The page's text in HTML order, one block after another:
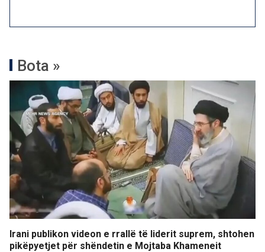
Bota »
Irani publikon videon e rrallë të liderit suprem, shtohen
pikëpyetjet për shëndetin e Mojtaba Khameneit